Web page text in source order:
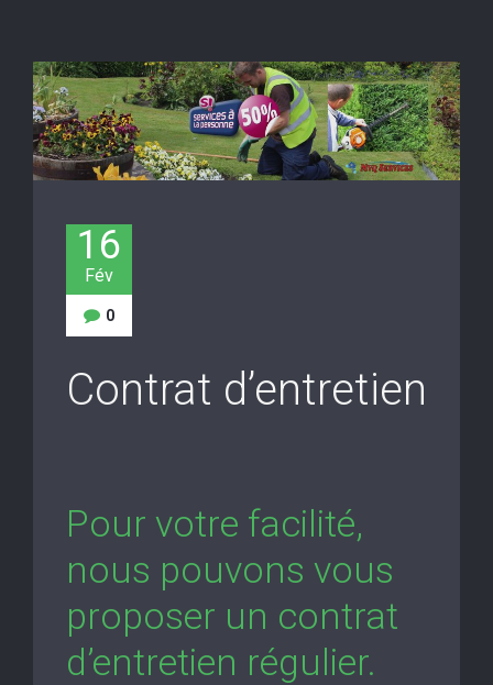
16
Fév
0
Contrat d’entretien
Pour votre facilité,
nous pouvons vous
proposer un contrat
d’entretien régulier.